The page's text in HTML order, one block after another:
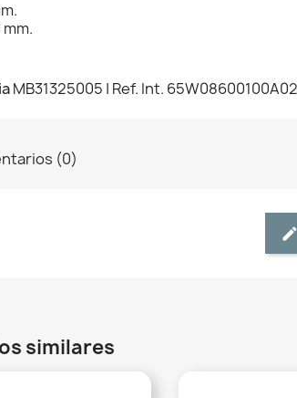
mm.
MB31325005 | Ref. Int.
(0)
similares